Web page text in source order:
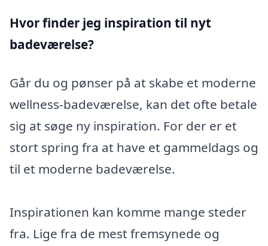
Hvor finder jeg inspiration til nyt
badeværelse?
Går du og pønser på at skabe et moderne
wellness-badeværelse, kan det ofte betale
sig at søge ny inspiration. For der er et
stort spring fra at have et gammeldags og
til et moderne badeværelse.
Inspirationen kan komme mange steder
fra. Lige fra de mest fremsynede og